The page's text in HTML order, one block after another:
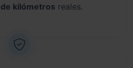
kilómetros reales.